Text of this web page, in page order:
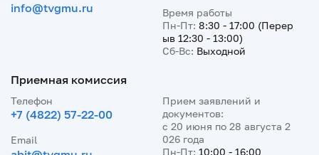
info@tvgmu.ru
Время работы
Пн-Пт: 8:30 - 17:00 (Перер
ыв 12:30 - 13:00)
Сб-Вс: Выходной
Приемная комиссия
Телефон
+7 (4822) 57-22-00
Email
Прием заявлений и
документов:
с 20 июня по 28 августа 2
026 года
Пн-Пт: 10:00 - 16:00